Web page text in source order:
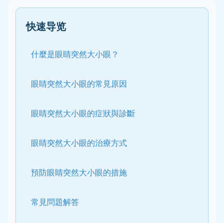
快速导览
什麼是眼睛突然大小眼？
眼睛突然大小眼的常見原因
眼睛突然大小眼的症狀與診斷
眼睛突然大小眼的治療方式
預防眼睛突然大小眼的措施
常見問題解答